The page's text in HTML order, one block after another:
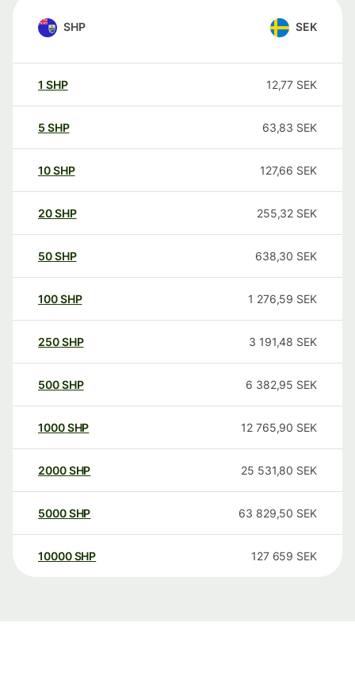
SHP SEK
1 SHP 12,77 SEK
5 SHP 63,83 SEK
10SHP 127,66 SEK
20SHP 255,32 SEK
50SHP 638,30 SEK
100SHP 1 276,59 SEK
250SHP 3 191,48 SEK
500SHP 6 382,95 SEK
1000SHP 12 765,90 SEK
2000SHP 25 531,80 SEK
5000SHP 63 829,50 SEK
10000 SHP 127 659 SEK